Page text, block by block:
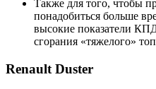
Также для того, чтобы
понадобиться больше
высокие показатели
сгорания «тяжелого»
Renault Duster